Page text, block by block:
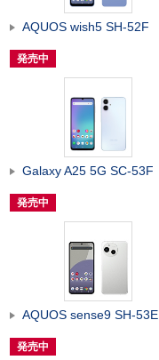
AQUOS wish5 SH-52F
発売中
Galaxy A25 5G SC-53F
発売中
AQUOS sense9 SH-53E
発売中